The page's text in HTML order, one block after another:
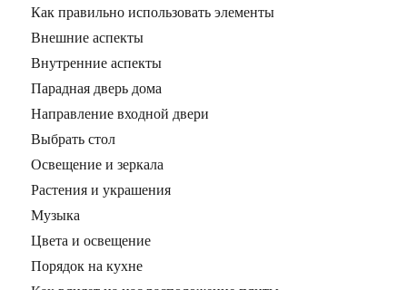
Как правильно использовать элементы
Внешние аспекты
Внутренние аспекты
Парадная дверь дома
Направление входной двери
Выбрать стол
Освещение и зеркала
Растения и украшения
Музыка
Цвета и освещение
Порядок на кухне